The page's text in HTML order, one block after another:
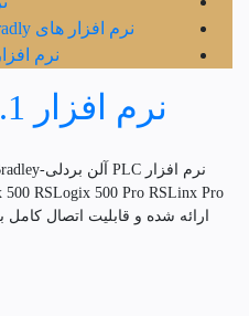
نرم افزار های PLC Allen Bradly ,
نرم
نرم افزار RsLogix 500 v7.1